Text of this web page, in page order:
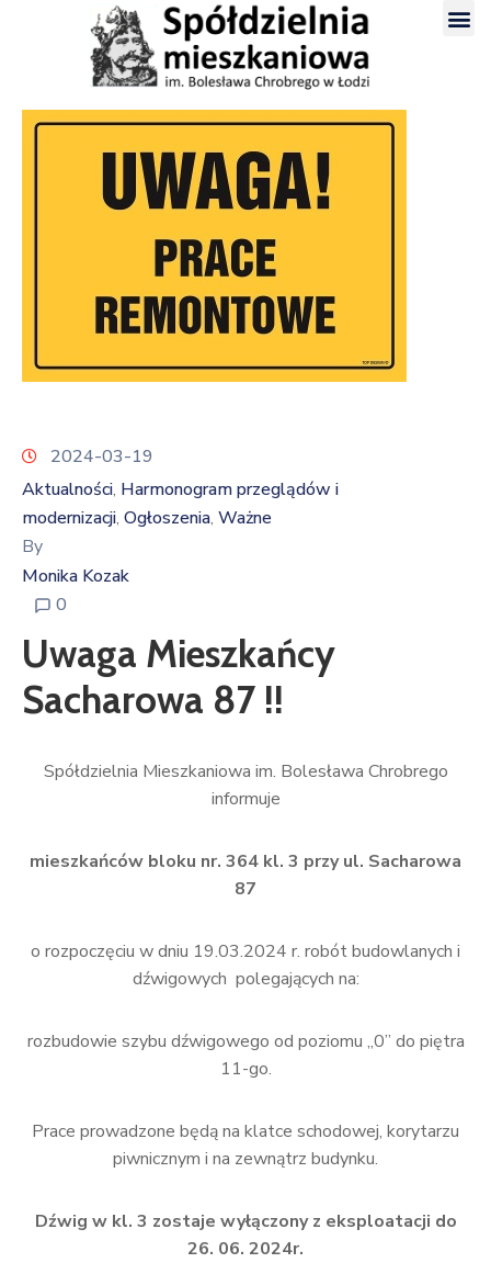
2024-03-19
Aktualności‚ Harmonogram przeglądów i
modernizacji‚ Ogłoszenia‚ Ważne
By
Monika Kozak
0
Uwaga Mieszkańcy
Sacharowa 87 !!
Spółdzielnia Mieszkaniowa im. Bolesława Chrobrego
informuje
mieszkańców bloku nr. 364 kl. 3 przy ul. Sacharowa
87
o rozpoczęciu w dniu 19.03.2024 r. robót budowlanych i
dźwigowych polegających na:
rozbudowie szybu dźwigowego od poziomu „0” do piętra
11-go.
Prace prowadzone będą na klatce schodowej, korytarzu
piwnicznym i na zewnątrz budynku.
Dźwig w kl. 3 zostaje wyłączony z eksploatacji do
26. 06. 2024r.